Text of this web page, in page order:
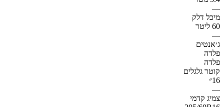
—
מיכל דלק
60 ליטר
—
ג׳אנטים
פלדה
פלדה
קוטר גלגלים
16״
—
צמיג קדמי